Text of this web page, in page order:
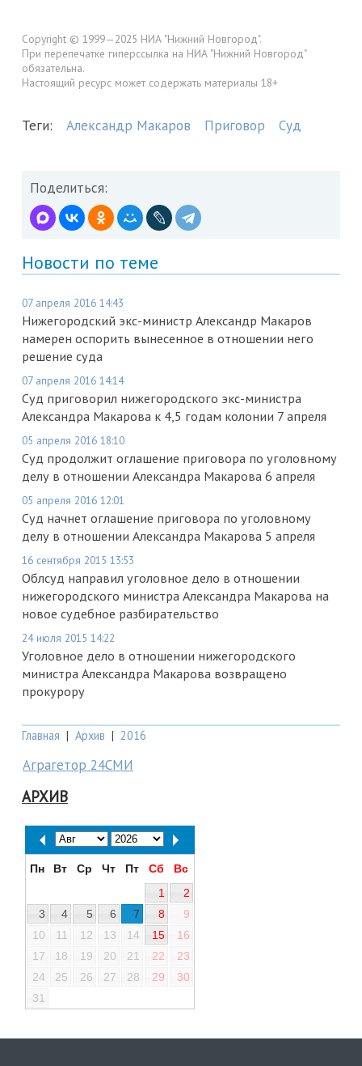
Copyright © 1999—2025 НИА "Нижний Новгород".
При перепечатке гиперссылка на НИА "Нижний Новгород"
обязательна.
Настоящий ресурс может содержать материалы 18+
Теги: Александр Макаров Приговор Суд
Поделиться:
Новости по теме
07 апреля 2016 14:43
Нижегородский экс-министр Александр Макаров
намерен оспорить вынесенное в отношении него
решение суда
07 апреля 2016 14:14
Суд приговорил нижегородского экс-министра
Александра Макарова к 4,5 годам колонии 7 апреля
05 апреля 2016 18:10
Суд продолжит оглашение приговора по уголовному
делу в отношении Александра Макарова 6 апреля
05 апреля 2016 12:01
Суд начнет оглашение приговора по уголовному
делу в отношении Александра Макарова 5 апреля
16 сентября 2015 13:53
Облсуд направил уголовное дело в отношении
нижегородского министра Александра Макарова на
новое судебное разбирательство
24 июля 2015 14:22
Уголовное дело в отношении нижегородского
министра Александра Макарова возвращено
прокурору
Главная | Архив | 2016
Аграгетор 24СМИ
АРХИВ
Пн Вт Ср Чт Пт Сб
Вс
1
2
3
4 5 6 7 8
9
10
11 12 13 14 15
16
17
18 19 20 21 22
23
24
25 26 27 28 29
30
31